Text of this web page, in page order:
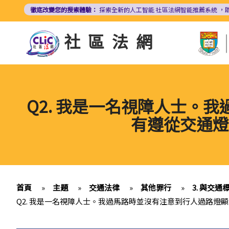
徹底改變您的搜索體驗： 探索全新的人工智能社區法網智能推薦系統 ，
社區法網
Q2. 我是一名視障人士。
有遵從交通
首頁 » 主題 » 交通法律 » 其他罪行 » 3. 與交通
Q2. 我是一名視障人士。我過馬路時並沒有注意到行人過路燈